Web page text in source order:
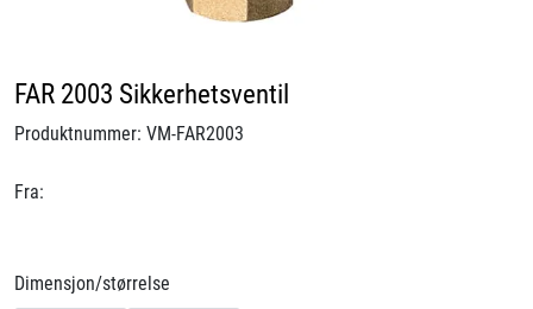
FAR 2003 Sikkerhetsventil
Produktnummer: VM-FAR2003
Fra:
Dimensjon/størrelse
Sertifiseringer
Blogg